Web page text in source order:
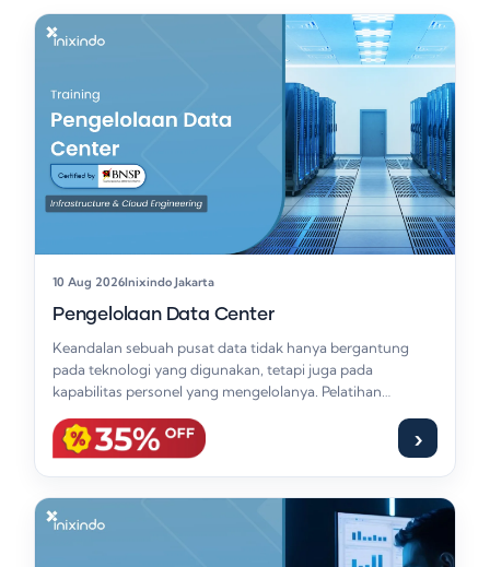
10 Aug 2026Inixindo Jakarta
Pengelolaan Data Center
Keandalan sebuah pusat data tidak hanya bergantung
pada teknologi yang digunakan, tetapi juga pada
kapabilitas personel yang mengelolanya. Pelatihan
›